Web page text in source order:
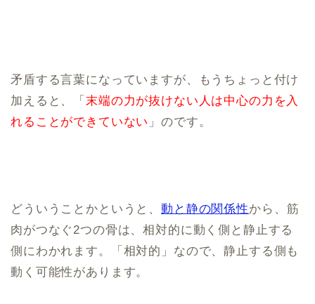
矛盾する言葉になっていますが、もうちょっと付け
加えると、「末端の力が抜けない人は中心の力を入
れることができていない 」のです。
どういうことかというと、動と静の関係性から、筋
肉がつなぐ2つの骨は、相対的に動く側と静止する
側にわかれます。「相対的」なので、静止する側も
動く可能性があります。